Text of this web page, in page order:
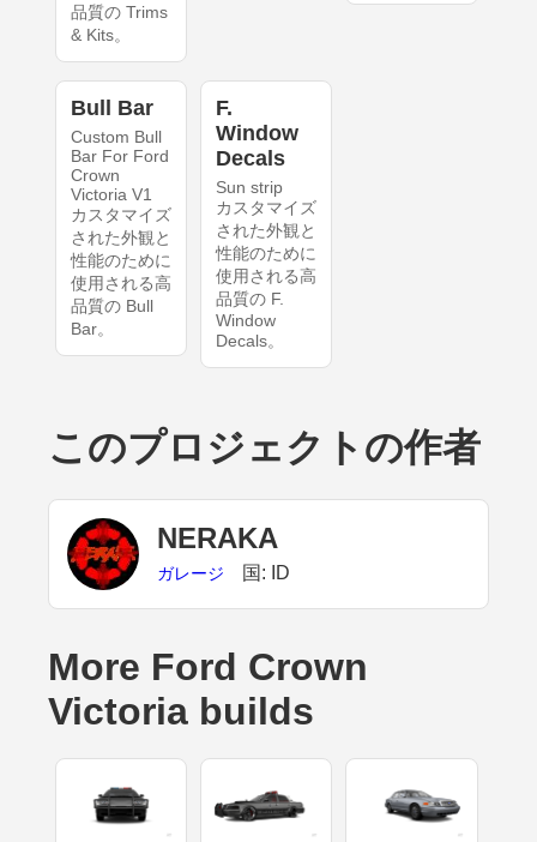
品質の Trims
& Kits。
Bull Bar
Custom Bull
Bar For Ford
Crown
Victoria V1
カスタマイズ
された外観と
性能のために
使用される高
品質の Bull
Bar。
F.
Window
Decals
Sun strip
カスタマイズ
された外観と
性能のために
使用される高
品質の F.
Window
Decals。
このプロジェクトの作者
NERAKA
ガレージ 国: ID
More Ford Crown
Victoria builds